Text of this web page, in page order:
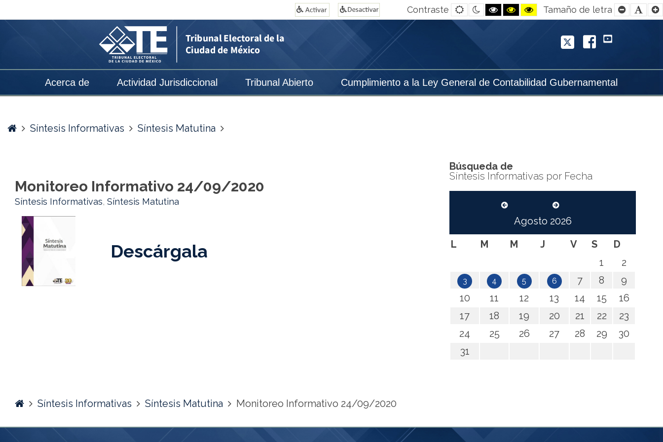
Electoral
Contraste
Default
contrast
Night
contrast
Black
and
Black
and
Yellow
and
contrast
Tamaño de letra
Smaller
FontFont
Acerca de Actividad Jurisdiccional Tribunal Abierto Cumplimiento a la Ley General de Contabilidad Gubernamental
Twitter
Facebook
YouTube
HomeSíntesis Informativas Síntesis Matutina
Monitoreo Informativo 24/09/2020
Síntesis Informativas, Síntesis Matutina
Descárgala
Búsqueda de
Síntesis Informativas por Fecha
Agosto 2026
L
M M J V S
D
1
2
3 4 5 6 7 8
9
10
11 12 13 14 15
16
17
18 19 20 21 22
23
24
25 26 27 28 29
30
31
HomeSíntesis Informativas Síntesis Matutina Monitoreo Informativo 24/09/2020